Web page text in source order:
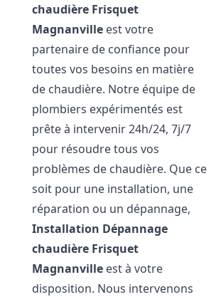
chaudière Frisquet
Magnanville est votre
partenaire de confiance pour
toutes vos besoins en matière
de chaudière. Notre équipe de
plombiers expérimentés est
prête à intervenir 24h/24, 7j/7
pour résoudre tous vos
problèmes de chaudière. Que ce
soit pour une installation, une
réparation ou un dépannage,
Installation Dépannage
chaudière Frisquet
Magnanville est à votre
disposition. Nous intervenons